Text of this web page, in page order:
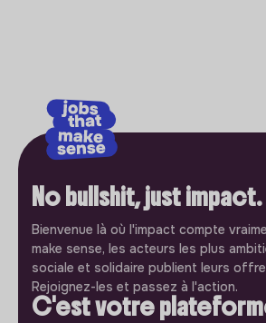
No bullshit, just impact.
Bienvenue là où l'impact compte
make sense, les acteurs les plus
sociale et solidaire publient leurs
Rejoignez-les et passez à l'action.
C'est votre